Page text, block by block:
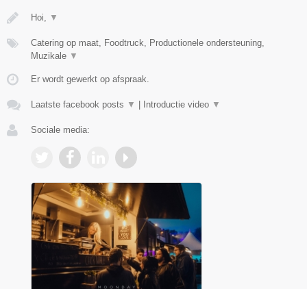
Hoi, ▼
Catering op maat, Foodtruck, Productionele ondersteuning,
Muzikale ▼
Er wordt gewerkt op afspraak.
Laatste facebook posts ▼ Introductie video ▼
Sociale media: